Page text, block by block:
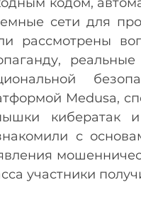
сети для
рассмотрены
Medusa,
кибератак
с
участники